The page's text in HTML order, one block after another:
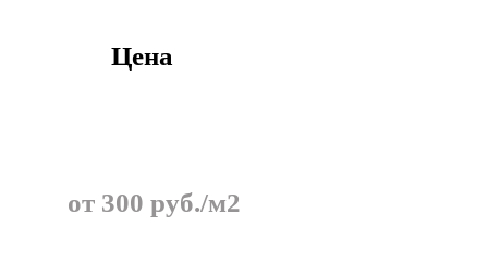
Цена
от 300 руб./м2